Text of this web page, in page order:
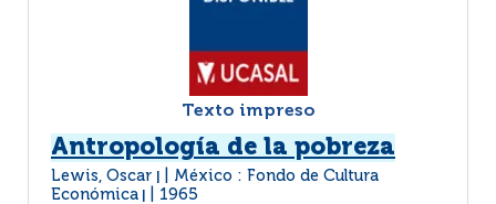
Texto impreso
Antropología de la pobreza
Lewis, Oscar
México : Fondo de Cultura
Económica
1965